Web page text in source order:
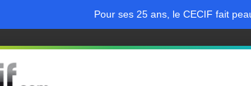
Pour ses 25 ans, le CECIF fait